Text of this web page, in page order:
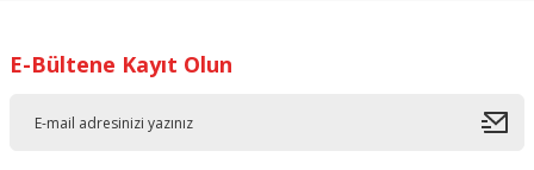
E-Bültene Kayıt Olun